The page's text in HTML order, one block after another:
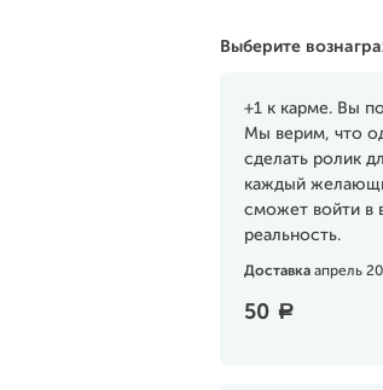
Выберите
+1 к карме. Вы
Мы верим, что
сделать ролик
каждый
сможет войти в
реальность.
Доставка апрель
50 a